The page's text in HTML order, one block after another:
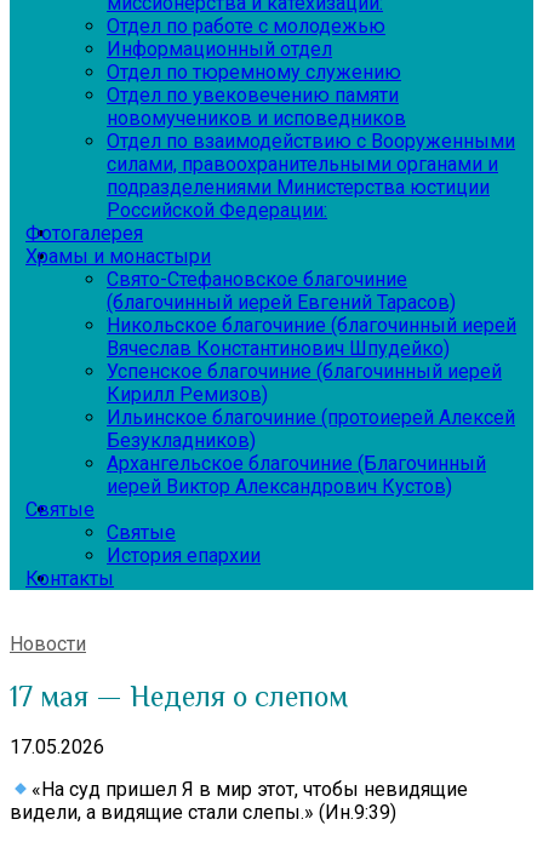
Отдел по работе с молодежью
Информационный отдел
Отдел по тюремному служению
Отдел по увековечению памяти
новомучеников и исповедников
Отдел по взаимодействию с Вооруженными
силами, правоохранительными органами и
подразделениями Министерства юстиции
Российской Федерации:
Фотогалерея
Храмы и монастыри
Свято-Стефановское благочиние
(благочинный иерей Евгений Тарасов)
Никольское благочиние (благочинный иерей
Вячеслав Константинович Шпудейко)
Успенское благочиние (благочинный иерей
Кирилл Ремизов)
Ильинское благочиние (протоиерей Алексей
Безукладников)
Архангельское благочиние (Благочинный
иерей Виктор Александрович Кустов)
Святые
Святые
История епархии
Контакты
Новости
17 мая — Неделя о слепом
17.05.2026
«На суд пришел Я в мир этот, чтобы невидящие
видели, а видящие стали слепы.» (Ин.9:39)